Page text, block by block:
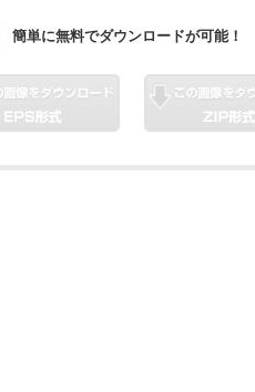
簡単に無料でダウンロードが可能！